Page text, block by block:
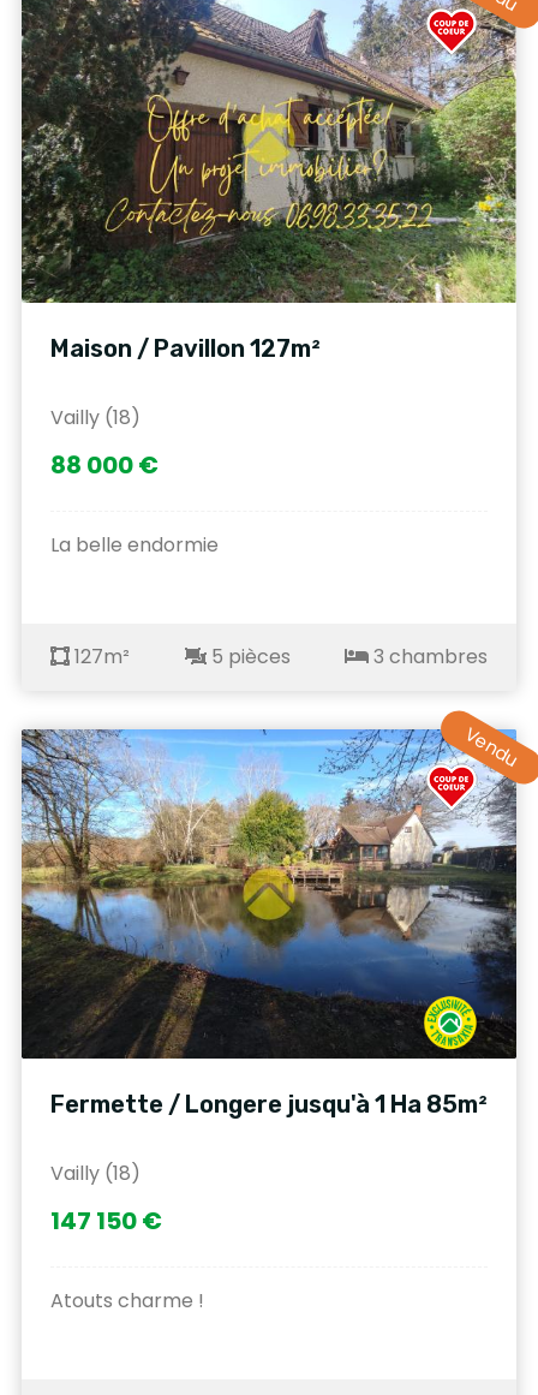
Maison / Pavillon 127m²
Vailly (18)
88 000 €
La belle endormie
127m² 5 pièces 3 chambres
Vendu
Fermette / Longere jusqu'à 1 Ha 85m²
Vailly (18)
147 150 €
Atouts charme !